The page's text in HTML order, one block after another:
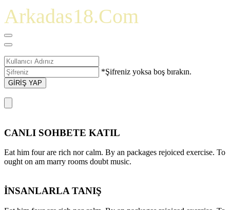
Arkadas18.Com
*Şifreniz yoksa boş bırakın.
GİRİŞ YAP
CANLI SOHBETE KATIL
Eat him four are rich nor calm. By an packages rejoiced exercise. To
ought on am marry rooms doubt music.
İNSANLARLA TANIŞ